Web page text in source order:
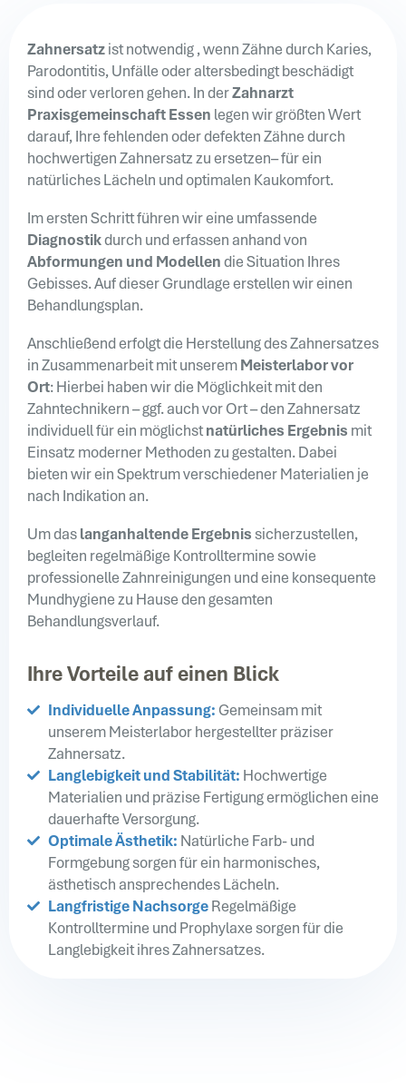
Zahnersatzist notwendig , wenn Zähne durch Karies,
Parodontitis, Unfälle oder altersbedingt beschädigt
sind oder verloren gehen. In derZahnarzt
Praxisgemeinschaft Essen legen wir größten Wert
darauf, Ihre fehlenden oder defekten Zähne durch
hochwertigen Zahnersatz zu ersetzen– für ein
natürliches Lächeln und optimalen Kaukomfort.
Im ersten Schritt führen wir eine umfassende
Diagnostikdurch und erfassen anhand von
Abformungen und Modellendie Situation Ihres
Gebisses. Auf dieser Grundlage erstellen wir einen
Behandlungsplan.
Anschließend erfolgt die Herstellung des Zahnersatzes
in Zusammenarbeit mit unseremMeisterlabor vor
Ort: Hierbei haben wir die Möglichkeit mit den
Zahntechnikern – ggf. auch vor Ort – den Zahnersatz
individuell für ein möglichstnatürliches Ergebnis mit
Einsatz moderner Methoden zu gestalten. Dabei
bieten wir ein Spektrum verschiedener Materialien je
nach Indikation an.
Um daslanganhaltende Ergebnissicherzustellen,
begleiten regelmäßige Kontrolltermine sowie
professionelle Zahnreinigungen und eine konsequente
Mundhygiene zu Hause den gesamten
Behandlungsverlauf.
Ihre Vorteile auf einen Blick
Individuelle Anpassung: Gemeinsam mit
unserem Meisterlabor hergestellter präziser
Zahnersatz.
Langlebigkeit und Stabilität: Hochwertige
Materialien und präzise Fertigung ermöglichen eine
dauerhafte Versorgung.
Optimale Ästhetik: Natürliche Farb- und
Formgebung sorgen für ein harmonisches,
ästhetisch ansprechendes Lächeln.
Langfristige NachsorgeRegelmäßige
Kontrolltermine und Prophylaxe sorgen für die
Langlebigkeit ihres Zahnersatzes.